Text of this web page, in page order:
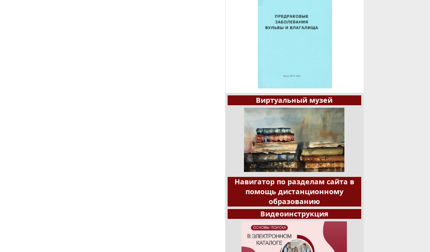
Виртуальный музей
Навигатор по разделам сайта в
помощь дистанционному
образованию
Видеоинструкция